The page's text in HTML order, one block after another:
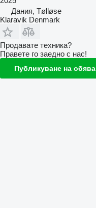
Дания, Tølløse
Klaravik Denmark
Продавате техника?
Правете го заедно с нас!
Публикуване на обява